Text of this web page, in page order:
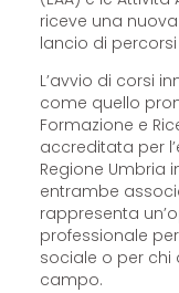
riceve una
lancio di
L’avvio di corsi
come quello
Formazione e
accreditata per
Regione Umbria
entrambe
rappresenta
professionale
sociale o per chi
campo.